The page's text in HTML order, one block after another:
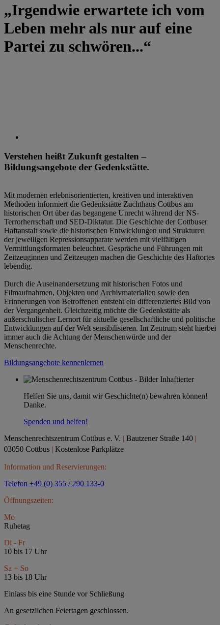
„Irgendwie erwartete ich vom
Leben mehr als nur auf eine
Partei zu schwören...“
Verstehen heißt Zukunft gestalten –
Bildungsangebote der Gedenkstätte.
Mit modernen erlebnisorientierten, kreativen und interaktiven
Methoden informiert die Gedenkstätte Zuchthaus Cottbus am
historischen Ort über das begangene Unrecht während der NS-
Terrorherrschaft und SED-Diktatur. Die Geschichte der Cottbuser
Haftanstalt sowie die historischen Entwicklungen und Strukturen
der jeweiligen Repressionsapparate werden mit vielfältigen
Vermittlungsformaten beleuchtet. Gespräche und Führungen mit
Zeitzeuginnen und Zeitzeugen machen die Geschichte des Haftortes
lebendig.
Durch die Auseinandersetzung mit historischen Fotos und
Filmaufnahmen, Objekten und Archivmaterialien sowie den
Erinnerungen von Betroffenen entsteht ein differenziertes Bild von
der Vergangenheit. Gleichzeitig möchte die Gedenkstätte als
außerschulischer Lernort für aktuelle gesellschaftliche und politische
Entwicklungen auf der Welt sensibilisieren. Im Zentrum steht hierbei
immer auch die Achtung der Menschenwürde und der
Menschenrechte.
Bildungsangebote kennenlernen
Helfen Sie uns, damit wir Geschichte(n) bewahren können!
Danke.
Spenden und helfen!
Menschenrechtszentrum Cottbus e. V. | Bautzener Straße 140 |
03050 Cottbus | Kostenlose Parkplätze
Information und Reservierungen:
Telefon +49 (0) 355 / 290 133-0
Öffnungszeiten:
Mo
Ruhetag
Di - Fr
10 bis 17 Uhr
Sa + So
13 bis 18 Uhr
Einlass bis eine Stunde vor Schließung
An gesetzlichen Feiertagen geschlossen.